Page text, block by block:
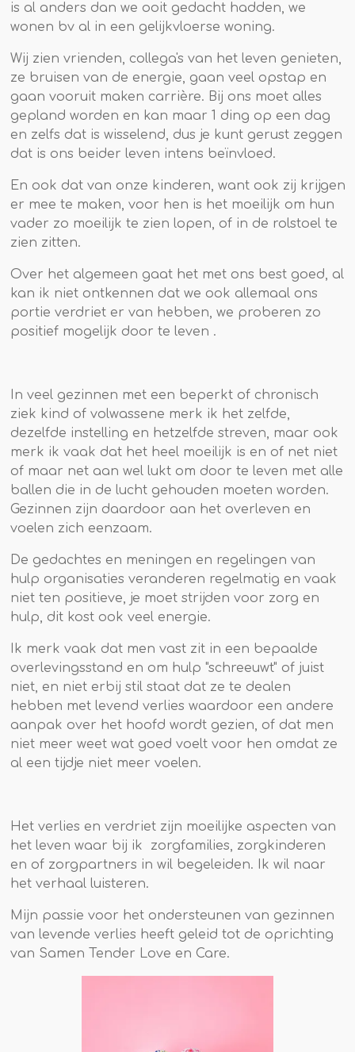
is al anders dan we ooit gedacht hadden, we
wonen bv al in een gelijkvloerse woning.
Wij zien vrienden, collega's van het leven genieten,
ze bruisen van de energie, gaan veel opstap en
gaan vooruit maken carrière. Bij ons moet alles
gepland worden en kan maar 1 ding op een dag
en zelfs dat is wisselend, dus je kunt gerust zeggen
dat is ons beider leven intens beïnvloed.
En ook dat van onze kinderen, want ook zij krijgen
er mee te maken, voor hen is het moeilijk om hun
vader zo moeilijk te zien lopen, of in de rolstoel te
zien zitten.
Over het algemeen gaat het met ons best goed, al
kan ik niet ontkennen dat we ook allemaal ons
portie verdriet er van hebben, we proberen zo
positief mogelijk door te leven .
In veel gezinnen met een beperkt of chronisch
ziek kind of volwassene merk ik het zelfde,
dezelfde instelling en hetzelfde streven, maar ook
merk ik vaak dat het heel moeilijk is en of net niet
of maar net aan wel lukt om door te leven met alle
ballen die in de lucht gehouden moeten worden.
Gezinnen zijn daardoor aan het overleven en
voelen zich eenzaam.
De gedachtes en meningen en regelingen van
hulp organisaties veranderen regelmatig en vaak
niet ten positieve, je moet strijden voor zorg en
hulp, dit kost ook veel energie.
Ik merk vaak dat men vast zit in een bepaalde
overlevingsstand en om hulp "schreeuwt" of juist
niet, en niet erbij stil staat dat ze te dealen
hebben met levend verlies waardoor een andere
aanpak over het hoofd wordt gezien, of dat men
niet meer weet wat goed voelt voor hen omdat ze
al een tijdje niet meer voelen.
Het verlies en verdriet zijn moeilijke aspecten van
het leven waar bij ik zorgfamilies, zorgkinderen
en of zorgpartners in wil begeleiden. Ik wil naar
het verhaal luisteren.
Mijn passie voor het ondersteunen van gezinnen
van levende verlies heeft geleid tot de oprichting
van Samen Tender Love en Care.